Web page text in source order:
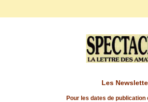
Les
Pour les dates de